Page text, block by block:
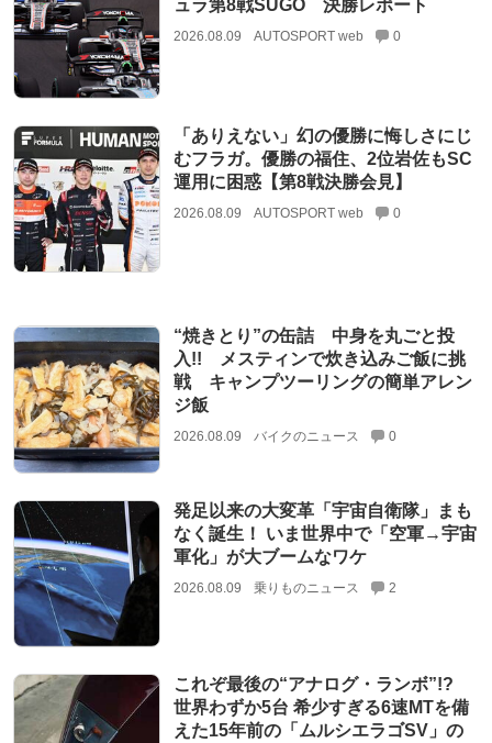
ュラ第8戦SUGO 決勝レポート
2026.08.09 AUTOSPORT web 0
「ありえない」幻の優勝に悔しさにじ
むフラガ。優勝の福住、2位岩佐もSC
運用に困惑【第8戦決勝会見】
2026.08.09 AUTOSPORT web 0
“焼きとり”の缶詰 中身を丸ごと投
入!! メスティンで炊き込みご飯に挑
戦 キャンプツーリングの簡単アレン
ジ飯
2026.08.09 バイクのニュース 0
発足以来の大変革「宇宙自衛隊」まも
なく誕生！ いま世界中で「空軍→宇宙
軍化」が大ブームなワケ
2026.08.09 乗りものニュース 2
これぞ最後の“アナログ・ランボ”!?
世界わずか5台 希少すぎる6速MTを備
えた15年前の「ムルシエラゴSV」の